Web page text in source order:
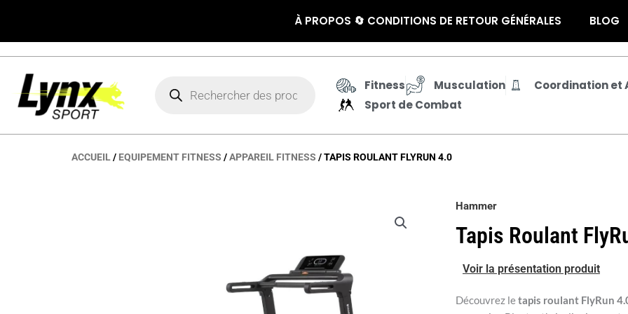
contenu
À PROPOS 🔄 CONDITIONS DE RETOUR GÉNÉRALES BLOG
produits
Fitness Musculation
Coordination et
Sport de Combat
ACCUEIL / EQUIPEMENT FITNESS /APPAREIL FITNESS / TAPIS ROULANT FLYRUN 4.0
Hammer
Tapis Roulant
Voir la présentation produit
Découvrez letapis roulant FlyRun